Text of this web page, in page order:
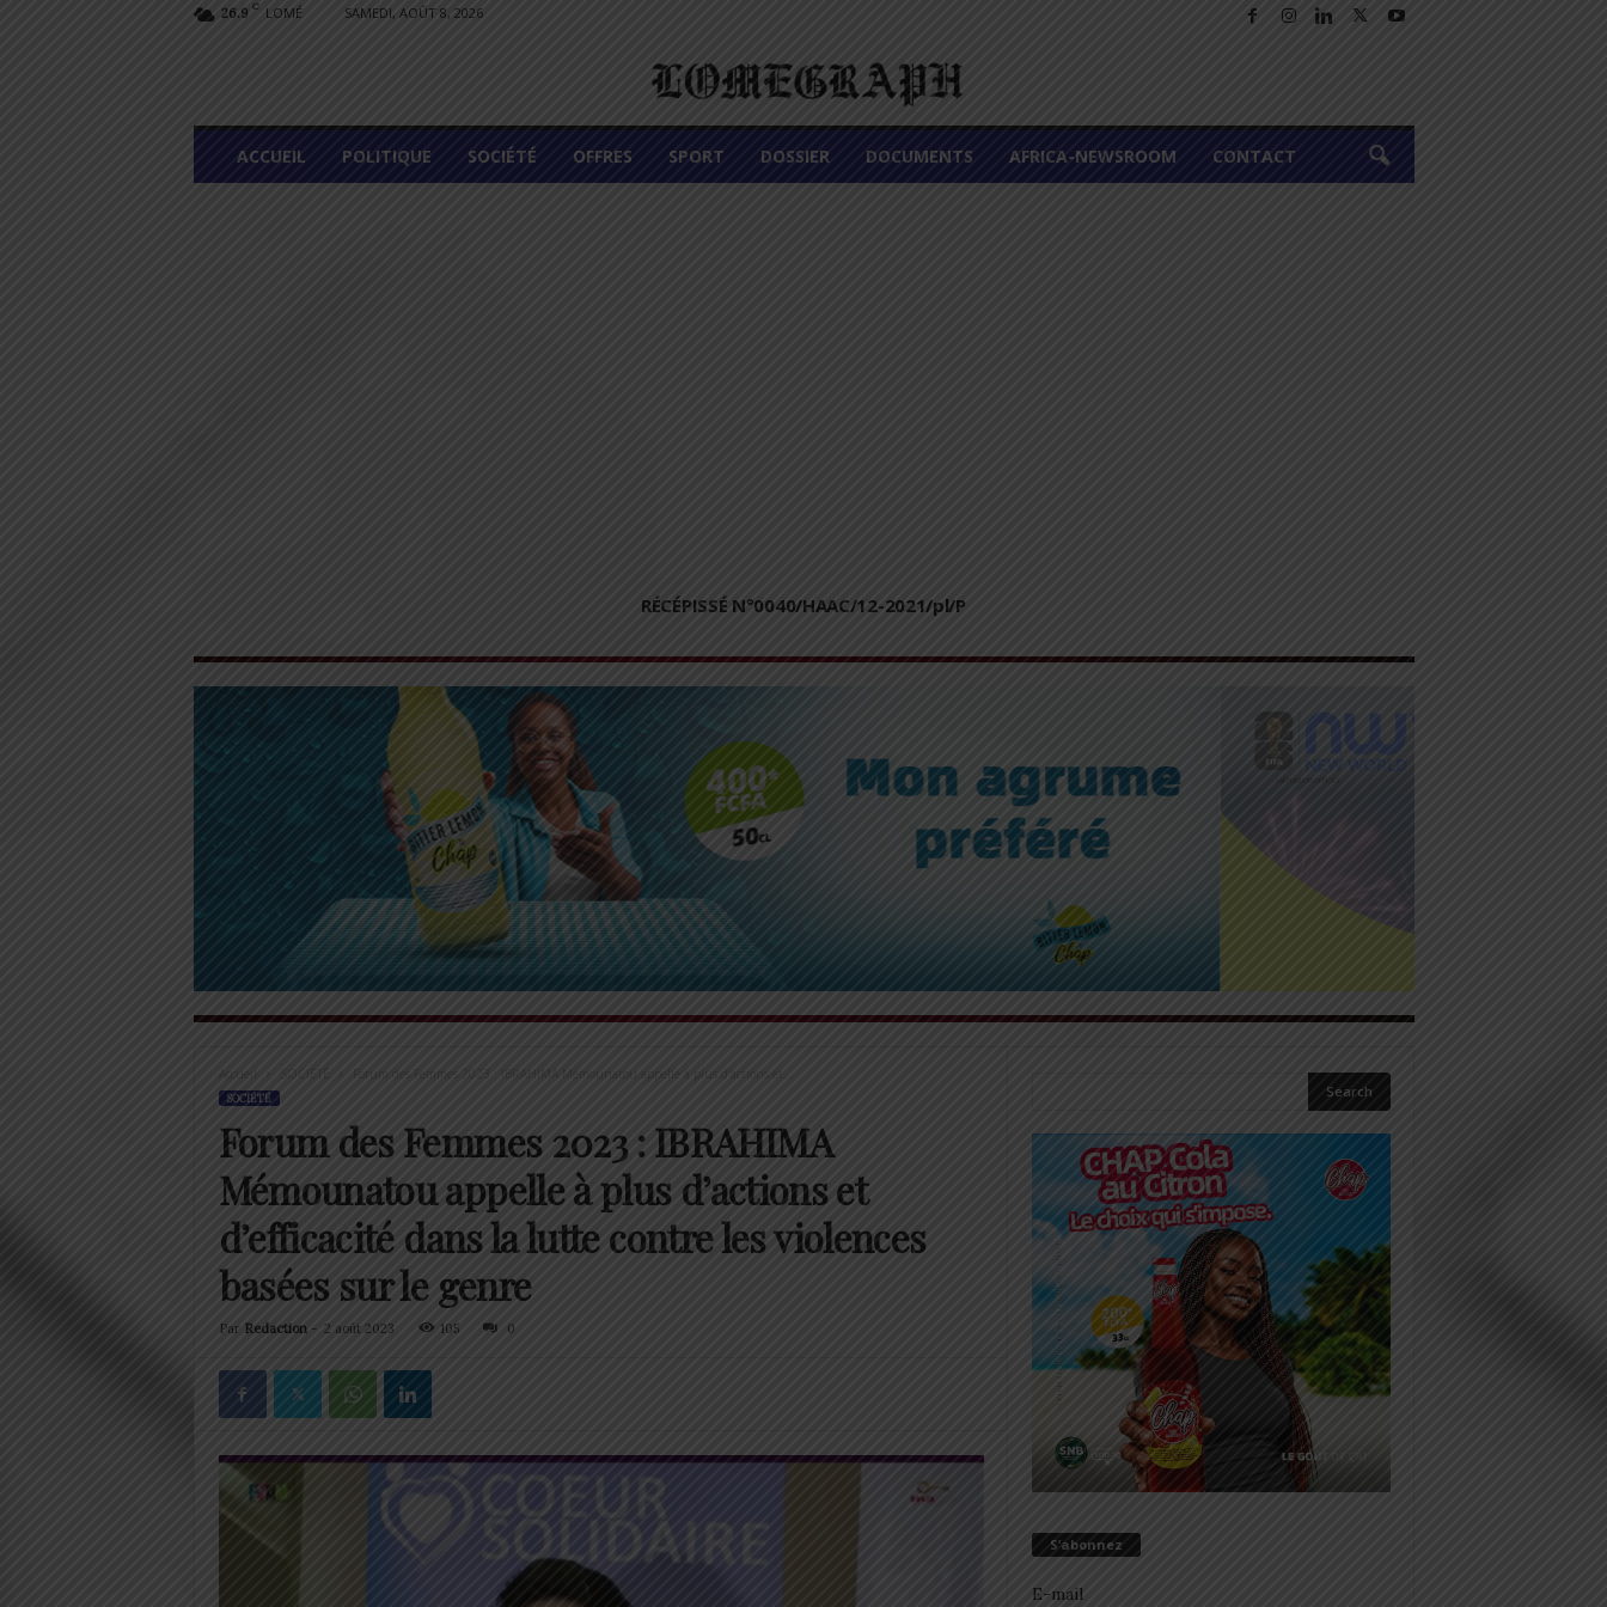
26.9 C LOMÉ SAMEDI, AOÛT 8, 2026
L
M
ACCUEIL POLITIQUE SOCIÉTÉ OFFRES SPORT DOSSIER DOCUMENTS AFRICA-NEWSROOM CONTACT
RÉCÉPISSÉ N°0040/HAAC/12-2021/pl/P
Accueil Forum des Femmes 2023 : IBRAHIMA Mémounatou appelle à plus d’actions et...
SOCIÉTÉ
Forum des Femmes 2023 : IBRAHIMA
Mémounatou appelle à plus d’actions et
d’efficacité dans la lutte contre les violences
basées sur le genre
Par Redaction- 2 août 2023 105 0
S’abonnez
E-mail